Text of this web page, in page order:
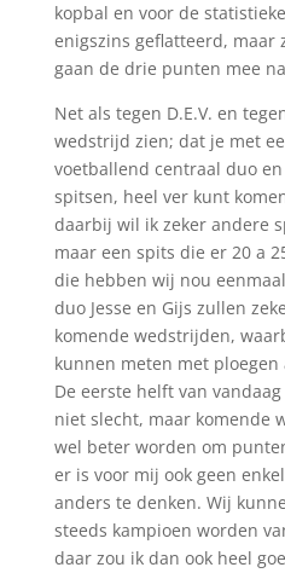
kopbal en voor de
enigszins geflatteerd, maar
gaan de drie punten mee
Net als tegen D.E.V. en
wedstrijd zien; dat je met
voetballend centraal duo
spitsen, heel ver kunt
daarbij wil ik zeker andere
maar een spits die er 20 a
die hebben wij nou
duo Jesse en Gijs zullen
komende wedstrijden,
kunnen meten met ploegen
De eerste helft van
niet slecht, maar komende
wel beter worden om
er is voor mij ook geen
anders te denken. Wij
steeds kampioen worden
daar zou ik dan ook heel